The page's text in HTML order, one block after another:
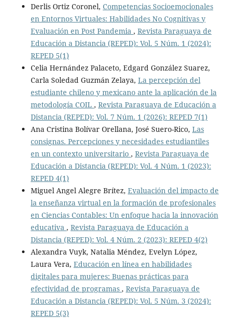
Derlis Ortiz Coronel, Competencias Socioemocionales
en Entornos Virtuales: Habilidades No Cognitivas y
Evaluación en Post Pandemia , Revista Paraguaya de
Educación a Distancia (REPED): Vol. 5 Núm. 1 (2024):
REPED 5(1)
Celia Hernández Palaceto, Edgard González Suarez,
Carla Soledad Guzmán Zelaya, La percepción del
estudiante chileno y mexicano ante la aplicación de la
metodología COIL , Revista Paraguaya de Educación a
Distancia (REPED): Vol. 7 Núm. 1 (2026): REPED 7(1)
Ana Cristina Bolívar Orellana, José Suero-Rico, Las
consignas. Percepciones y necesidades estudiantiles
en un contexto universitario , Revista Paraguaya de
Educación a Distancia (REPED): Vol. 4 Núm. 1 (2023):
REPED 4(1)
Miguel Angel Alegre Brítez, Evaluación del impacto de
la enseñanza virtual en la formación de profesionales
en Ciencias Contables: Un enfoque hacia la innovación
educativa , Revista Paraguaya de Educación a
Distancia (REPED): Vol. 4 Núm. 2 (2023): REPED 4(2)
Alexandra Vuyk, Natalia Méndez, Evelyn López,
Laura Vera, Educación en línea en habilidades
digitales para mujeres: Buenas prácticas para
efectividad de programas , Revista Paraguaya de
Educación a Distancia (REPED): Vol. 5 Núm. 3 (2024):
REPED 5(3)